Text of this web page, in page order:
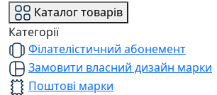
Каталог товарів
Категорії
Філателістичний абонемент
Замовити власний дизайн марки
Поштові марки